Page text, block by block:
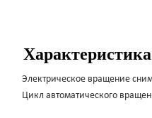
Характеристика
Электрическое вращение
Цикл автоматического